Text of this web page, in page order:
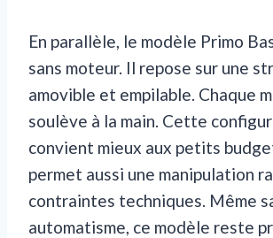
En parallèle, le modèle Primo
sans moteur. Il repose sur une
amovible et empilable. Chaque
soulève à la main. Cette
convient mieux aux petits
permet aussi une manipulation
contraintes techniques. Même
automatisme, ce modèle reste